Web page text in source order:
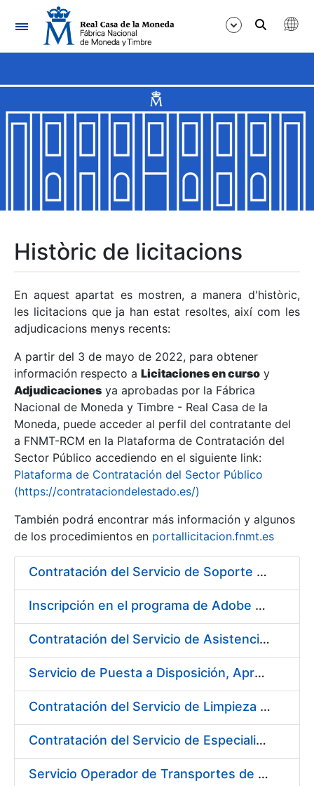
Navegació
Mostra/Amaga
Mostra/Amaga
Mostra/Amaga
Mostra/Amaga
Mostra/Amaga
Mostra/Amaga
Històric de licitacions
En aquest apartat es mostren, a manera d'històric,
les licitacions que ja han estat resoltes, així com les
adjudicacions menys recents:
A partir del 3 de mayo de 2022, para obtener
información respecto a Licitaciones en curso y
Adjudicaciones ya aprobadas por la Fábrica
Nacional de Moneda y Timbre - Real Casa de la
Moneda, puede acceder al perfil del contratante del
a FNMT-RCM en la Plataforma de Contratación del
Sector Público accediendo en el siguiente link:
Plataforma de Contratación del Sector Público
(https://contrataciondelestado.es/)
También podrá encontrar más información y algunos
de los procedimientos en portallicitacion.fnmt.es
Contratación del Servicio de Soporte de Sistemas BMC
Inscripción en el programa de Adobe CLP
Contratación del Servicio de Asistencia Técnica Ambiental en la Fábrica de Papel de Burgos
Servicio de Puesta a Disposición, Aprovisionamiento y Mantenimiento de Máquinas Expendedoras de Alimentos Sólidos y Bebidas Calientes y Frías
Contratación del Servicio de Limpieza en la FNMT-RCM para el año 2018
Contratación del Servicio de Especialistas Técnicos en Prevención y Extinción de Incendios en los centros de la Fábrica Nacional de Moneda y Timbre – Real Casa de la Moneda
Servicio Operador de Transportes de Seguridad para los diferentes Servicios de Mercancías de la Fábrica Nacional de Moneda y Timbre-Real Casa de la Moneda